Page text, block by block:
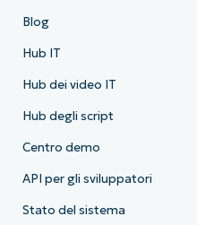
Blog
Hub IT
Hub dei video IT
Hub degli script
Centro demo
API per gli sviluppatori
Stato del sistema